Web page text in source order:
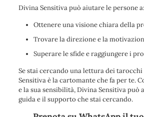
Divina Sensitiva può aiutare le persone a:
Ottenere una visione chiara della
Trovare la direzione e la
Superare le sfide e raggiungere i
Se stai cercando una lettura dei
Sensitiva è la cartomante che fa per te.
e la sua sensibilità, Divina Sensitiva può
guida e il supporto che stai cercando.